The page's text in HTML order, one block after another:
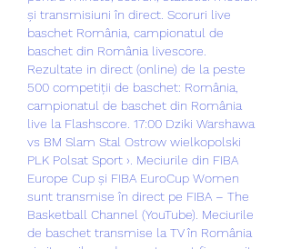
și transmisiuni în direct. Scoruri live
baschet România, campionatul de
baschet din România livescore.
Rezultate in direct (online) de la peste
500 competiții de baschet: România,
campionatul de baschet din România
live la Flashscore. 17:00 Dziki Warshawa
vs BM Sl­am St­al Os­trow ­wielk­opols­ki
PLK Polsat Sport ›. Meciurile din FIBA
Europe Cup și FIBA EuroCup Women
sunt transmise în direct pe FIBA – The
Basketball Channel (YouTube). Meciurile
de baschet transmise la TV în România